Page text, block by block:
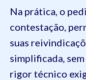
Na prática, o
contestação,
suas
simplificada,
rigor técnico